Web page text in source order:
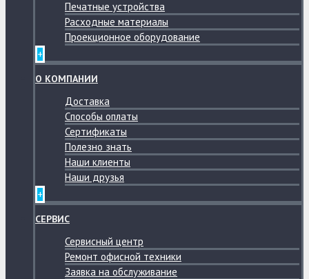
Печатные устройства
Расходные материалы
Проекционное оборудование
+
О КОМПАНИИ
Доставка
Способы оплаты
Сертификаты
Полезно знать
Наши клиенты
Наши друзья
+
СЕРВИС
Сервисный центр
Ремонт офисной техники
Заявка на обслуживание